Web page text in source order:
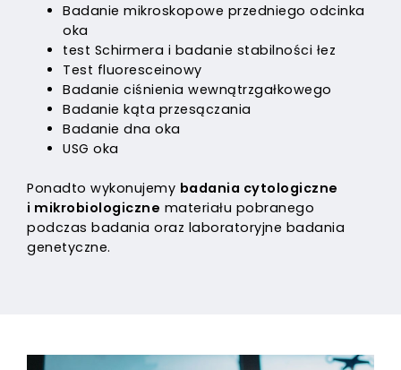
Badanie mikroskopowe przedniego odcinka
oka
test Schirmera i badanie stabilności łez
Test fluoresceinowy
Badanie ciśnienia wewnątrzgałkowego
Badanie kąta przesączania
Badanie dna oka
USG oka
Ponadto wykonujemy badania cytologiczne
i mikrobiologiczne materiału pobranego
podczas badania oraz laboratoryjne badania
genetyczne.